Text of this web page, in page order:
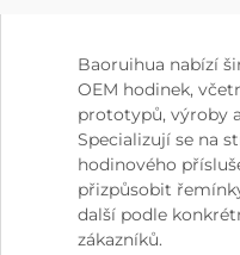
Baoruihua nabízí
OEM hodinek,
prototypů, výroby
Specializují se na
hodinového
přizpůsobit
další podle
zákazníků.